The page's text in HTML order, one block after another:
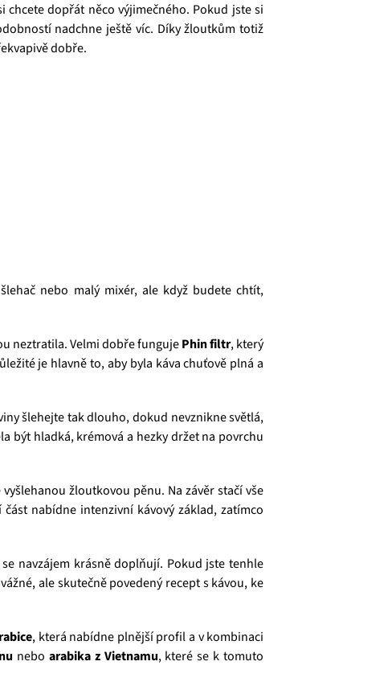
dopřát něco výjimečného. Pokud jste si
nadchne ještě víc. Díky žloutkům totiž
dobře.
nebo malý mixér, ale když budete chtít,
neztratila. Velmi dobře fungujePhin filtr, který
je hlavně to, aby byla káva chuťově plná a
šlehejte tak dlouho, dokud nevznikne světlá,
být hladká, krémová a hezky držet na povrchu
žloutkovou pěnu. Na závěr stačí vše
nabídne intenzivní kávový základ, zatímco
navzájem krásně doplňují. Pokud jste tenhle
ale skutečně povedený recept s kávou, ke
, která nabídne plnější profil a v kombinaci
nebo arabika z Vietnamu, které se k tomuto